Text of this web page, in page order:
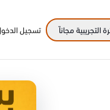
تسجيل التجريبية مجاناً